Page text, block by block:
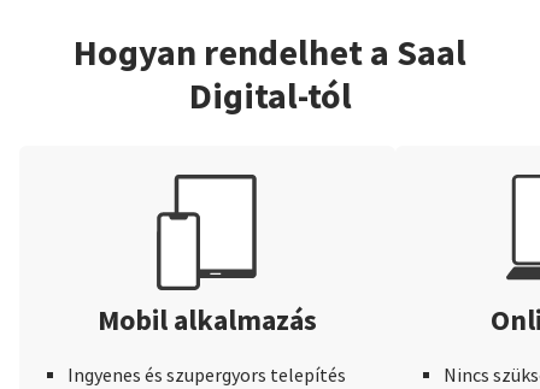
Hogyan rendelhet a Saal
Digital-tól
Mobil alkalmazás
Ingyenes és szupergyors telepítés
Nincs